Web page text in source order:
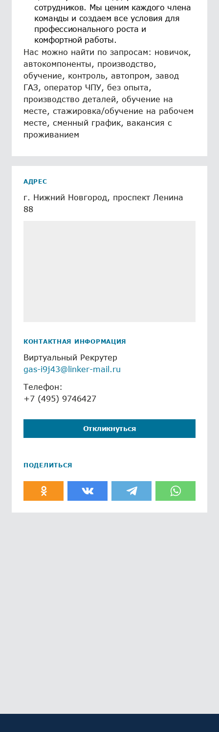
сотрудников. Мы ценим каждого члена
команды и создаем все условия для
профессионального роста и
комфортной работы.
Нас можно найти по запросам: новичок,
автокомпоненты, производство,
обучение, контроль, автопром, завод
ГАЗ, оператор ЧПУ, без опыта,
производство деталей, обучение на
месте, стажировка/обучение на рабочем
месте, сменный график, вакансия с
проживанием
АДРЕС
г. Нижний Новгород, проспект Ленина
88
КОНТАКТНАЯ ИНФОРМАЦИЯ
Виртуальный Рекрутер
gas-i9j43@linker-mail.ru
Телефон:
+7 (495) 9746427
Откликнуться
ПОДЕЛИТЬСЯ